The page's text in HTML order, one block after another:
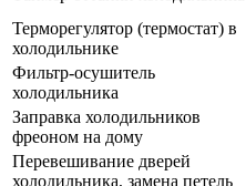
Терморегулятор (термостат) в
холодильнике
Фильтр-осушитель
холодильника
Заправка холодильников
фреоном на дому
Перевешивание дверей
холодильника, замена петель